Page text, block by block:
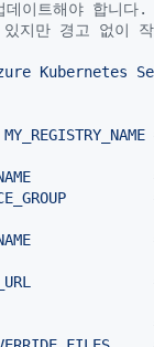
이트해야 합니다.
지만 경고 없이
Kubernetes
MY_REGISTRY_NAME